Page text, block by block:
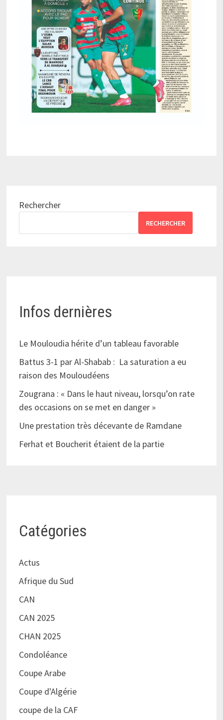
Rechercher
RECHERCHER
Infos dernières
Le Mouloudia hérite d’un tableau favorable
Battus 3-1 par Al-Shabab : La saturation a eu
raison des Mouloudéens
Zougrana : « Dans le haut niveau, lorsqu’on rate
des occasions on se met en danger »
Une prestation très décevante de Ramdane
Ferhat et Boucherit étaient de la partie
Catégories
Actus
Afrique du Sud
CAN
CAN 2025
CHAN 2025
Condoléance
Coupe Arabe
Coupe d'Algérie
coupe de la CAF